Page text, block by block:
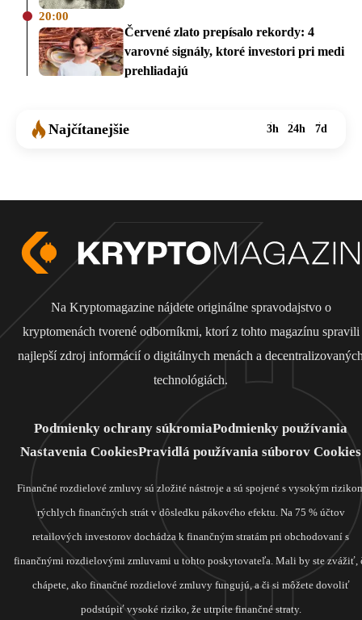
20:00
Červené zlato prepísalo rekordy: 4
varovné signály, ktoré investori pri medi
prehliadajú
Najčítanejšie 3h 24h 7d
Na Kryptomagazine nájdete originálne spravodajstvo o
kryptomenách tvorené odborníkmi, ktorí z tohto magazínu spravili
najlepší zdroj informácií o digitálnych menách a
technológiách.
Podmienky ochrany súkromiaPodmienky používania
Nastavenia CookiesPravidlá používania súborov Cookies
Finančné rozdielové zmluvy sú zložité nástroje a sú spojené s vysokým
rýchlych finančných strát v dôsledku pákového efektu. Na 75 % účtov
retailových investorov dochádza k finančným stratám pri obchodovaní s
finančnými rozdielovými zmluvami u tohto poskytovateľa. Mali by ste zvážiť,
chápete, ako finančné rozdielové zmluvy fungujú, a či si môžete dovoliť
podstúpiť vysoké riziko, že utrpíte finančné straty.